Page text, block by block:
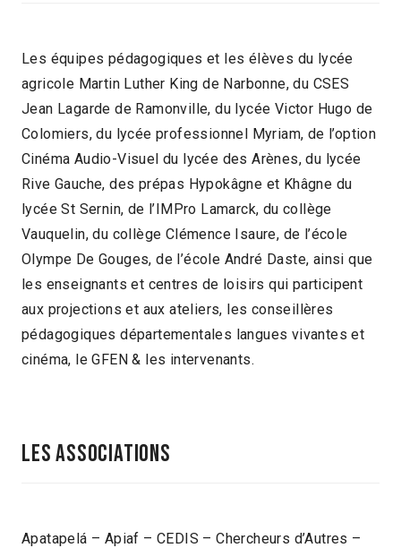
Les équipes pédagogiques et les élèves du lycée
agricole Martin Luther King de Narbonne, du CSES
Jean Lagarde de Ramonville, du lycée Victor Hugo de
Colomiers, du lycée professionnel Myriam, de l’option
Cinéma Audio-Visuel du lycée des Arènes, du lycée
Rive Gauche, des prépas Hypokâgne et Khâgne du
lycée St Sernin, de l’IMPro Lamarck, du collège
Vauquelin, du collège Clémence Isaure, de l’école
Olympe De Gouges, de l’école André Daste, ainsi que
les enseignants et centres de loisirs qui participent
aux projections et aux ateliers, les conseillères
pédagogiques départementales langues vivantes et
cinéma, le GFEN & les intervenants.
LES ASSOCIATIONS
Apatapelá – Apiaf – CEDIS – Chercheurs d’Autres –